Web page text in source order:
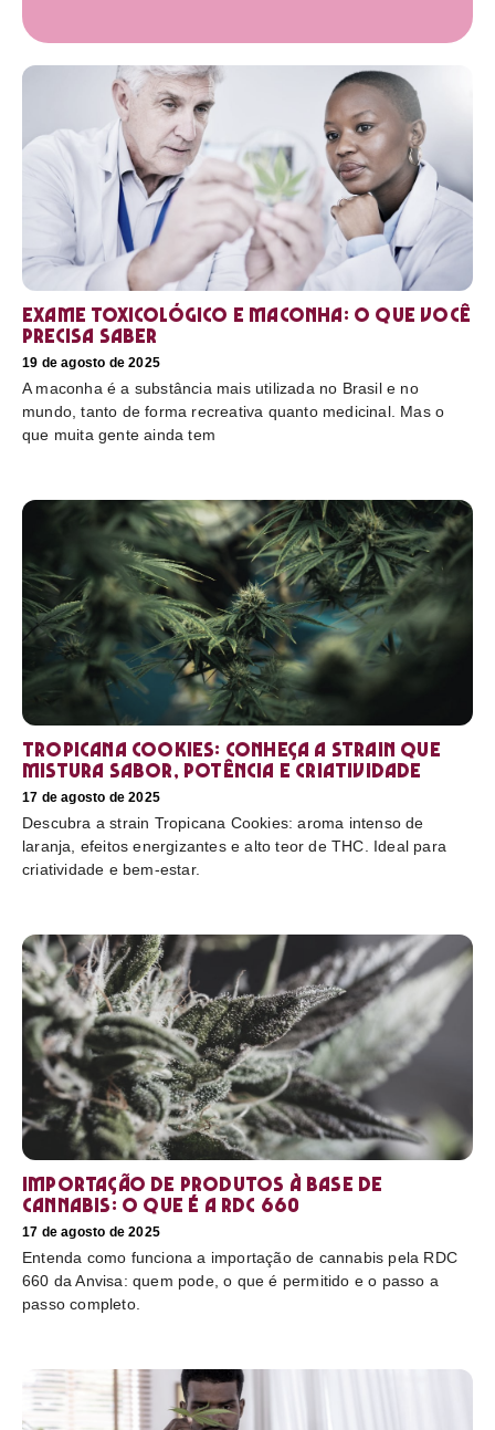
Exame toxicológico e maconha: o que você
precisa saber
19 de agosto de 2025
A maconha é a substância mais utilizada no Brasil e no
mundo, tanto de forma recreativa quanto medicinal. Mas o
que muita gente ainda tem
Tropicana Cookies: conheça a strain que
mistura sabor, potência e criatividade
17 de agosto de 2025
Descubra a strain Tropicana Cookies: aroma intenso de
laranja, efeitos energizantes e alto teor de THC. Ideal para
criatividade e bem-estar.
Importação de produtos à base de
cannabis: o que é a RDC 660
17 de agosto de 2025
Entenda como funciona a importação de cannabis pela RDC
660 da Anvisa: quem pode, o que é permitido e o passo a
passo completo.